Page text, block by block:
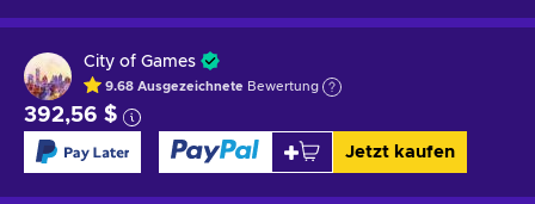
City of Games
9.68 Ausgezeichnete Bewertung
392,56 $
Jetzt kaufen